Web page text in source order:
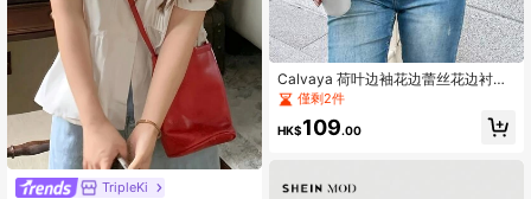
TripleKi
Calvaya 荷叶边袖花边蕾丝花边衬
衫，女士休闲撞色蕾丝，扇贝长袖 V
领宽松常规黑色喇叭袖上衣女士衬
衫，春季/秋季，职业/商务装/工作服
僅剩2件
HK$109.00